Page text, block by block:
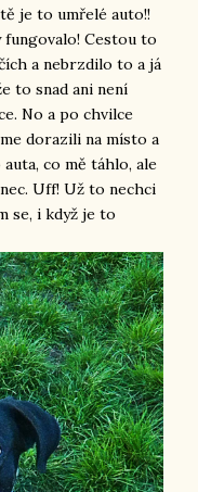
je to umřelé auto!!
fungovalo! Cestou to
a nebrzdilo to a já
to snad ani není
No a po chvilce
dorazili na místo a
co mě táhlo, ale
Uff! Už to nechci
se, i když je to